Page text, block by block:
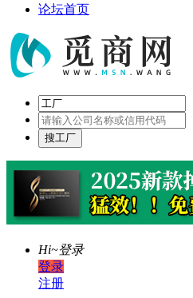
论坛首页
Hi~登录
登录
注册